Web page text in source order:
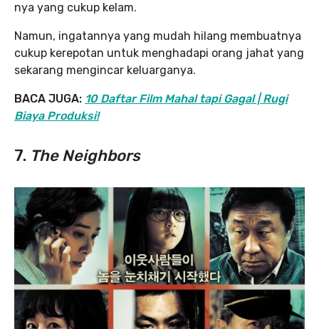
nya yang cukup kelam.
Namun, ingatannya yang mudah hilang membuatnya
cukup kerepotan untuk menghadapi orang jahat yang
sekarang mengincar keluarganya.
BACA JUGA: 10 Daftar Film Mahal tapi Gagal | Rugi
Biaya Produksi!
7. The Neighbors